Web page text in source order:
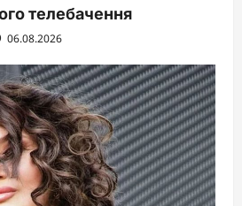
телебачення
06.08.2026